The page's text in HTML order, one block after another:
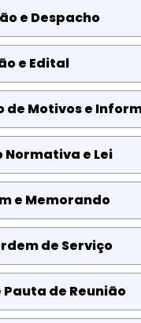
e Despacho
e Edital
de Motivos e
Normativa e Lei
e Memorando
de Serviço
Pauta de Reunião